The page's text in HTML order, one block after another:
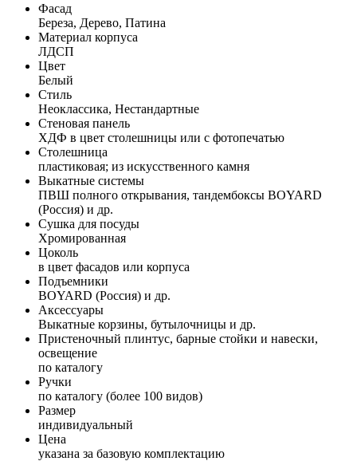
Фасад
Береза, Дерево, Патина
Материал корпуса
ЛДСП
Цвет
Белый
Стиль
Неоклассика, Нестандартные
Стеновая панель
ХДФ в цвет столешницы или с фотопечатью
Столешница
пластиковая; из искусственного камня
Выкатные системы
ПВШ полного открывания, тандембоксы BOYARD
(Россия) и др.
Сушка для посуды
Хромированная
Цоколь
в цвет фасадов или корпуса
Подъемники
BOYARD (Россия) и др.
Аксессуары
Выкатные корзины, бутылочницы и др.
Пристеночный плинтус, барные стойки и навески,
освещение
по каталогу
Ручки
по каталогу (более 100 видов)
Размер
индивидуальный
Цена
указана за базовую комплектацию